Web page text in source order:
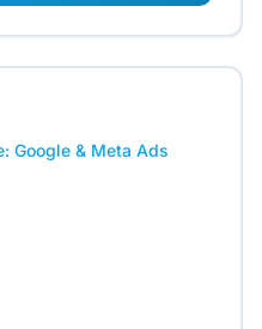
Google & Meta Ads